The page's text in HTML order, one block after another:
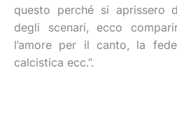
questo perché si aprissero
degli scenari, ecco
l’amore per il canto, la
calcistica ecc.”.